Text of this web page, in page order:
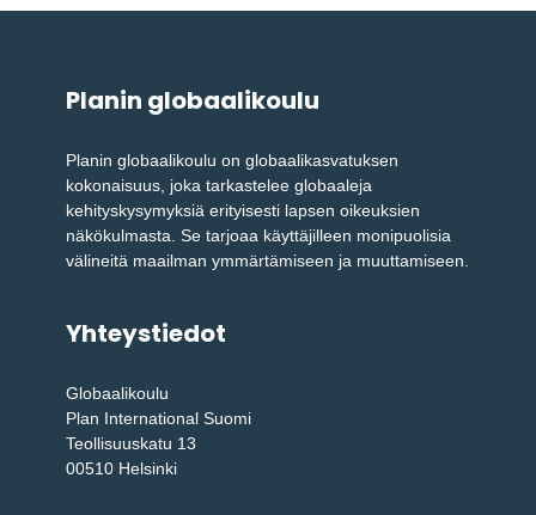
Planin globaalikoulu
Planin globaalikoulu on globaalikasvatuksen
kokonaisuus, joka tarkastelee globaaleja
kehityskysymyksiä erityisesti lapsen oikeuksien
näkökulmasta. Se tarjoaa käyttäjilleen monipuolisia
välineitä maailman ymmärtämiseen ja muuttamiseen.
Yhteystiedot
Globaalikoulu
Plan International Suomi
Teollisuuskatu 13
00510 Helsinki